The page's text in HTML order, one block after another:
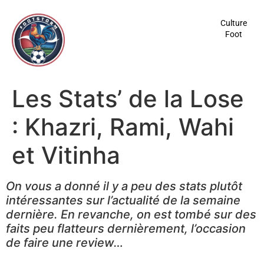
principal
Culture
Foot
Les Stats’ de la Lose
: Khazri, Rami, Wahi
et Vitinha
On vous a donné il y a peu des stats plutôt
intéressantes sur l’actualité de la semaine
dernière. En revanche, on est tombé sur des
faits peu flatteurs dernièrement, l’occasion
de faire une review…